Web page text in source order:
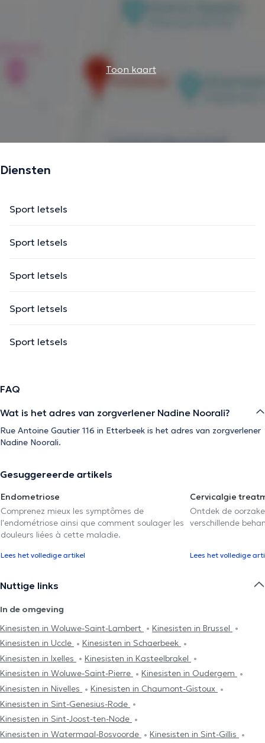
Toon kaart
Diensten
Sport letsels
Sport letsels
Sport letsels
Sport letsels
Sport letsels
FAQ
Wat is het adres van zorgverlener Nadine Noorali?
Rue Antoine Gautier 116 in Etterbeek is het adres van zorgverlener
Nadine Noorali.
Gesuggereerde artikels
Endometriose
Comprenez mieux les symptômes de
l'endométriose ainsi que comment soulager les
douleurs liées à cette maladie.
Lees het volledige artikel
Cervicalgie
Ontdek de
verschillende
Lees het volledige
Nuttige links
In de omgeving
Kinesisten in Woluwe-Saint-Lambert
Kinesisten in Brussel
Kinesisten in Uccle
Kinesisten in Schaerbeek
Kinesisten in Ixelles
Kinesisten in Kasteelbrakel
Kinesisten in Woluwe-Saint-Pierre
Kinesisten in Oudergem
Kinesisten in Nivelles
Kinesisten in Chaumont-Gistoux
Kinesisten in Sint-Genesius-Rode
Kinesisten in Sint-Joost-ten-Node
Kinesisten in Watermaal-Bosvoorde
Kinesisten in Sint-Gillis